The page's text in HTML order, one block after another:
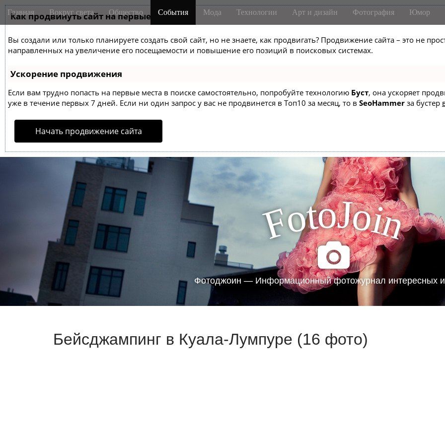
Как продвинуть сайт на первые места?
Вы создали или только планируете создать свой сайт, но не знаете, как продвигать? Продвижение сайта – это не
направленных на увеличение его посещаемости и повышение его позиций в поисковых системах.
Ускорение продвижения
Если вам трудно попасть на первые места в поиске самостоятельно, попробуйте технологию Буст, она ускоряет
уже в течение первых 7 дней. Если ни один запрос у вас не продвинется в Топ10 за месяц, то в SeoHammer за бустер
Начать продвижение сайта
M
a
n
m
e
n
u
i
Главная Вокруг света Общество События Мода Технологии Арт и дизайн Фотография Юмор
FotoJoin
Фотоджоин — Информационный фотожурнал интересных
Бейсджампинг в Куала-Лумпуре (16 фото)